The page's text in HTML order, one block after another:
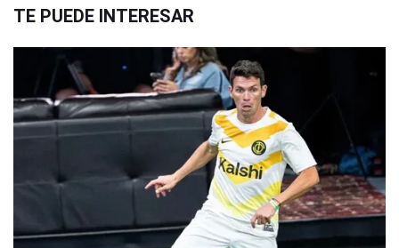
TE PUEDE INTERESAR